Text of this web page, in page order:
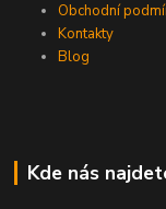
Obchodní
Kontakty
Blog
Kde nás